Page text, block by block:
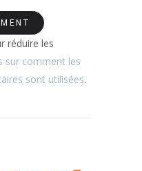
réduire les
sur comment les
sont utilisées.